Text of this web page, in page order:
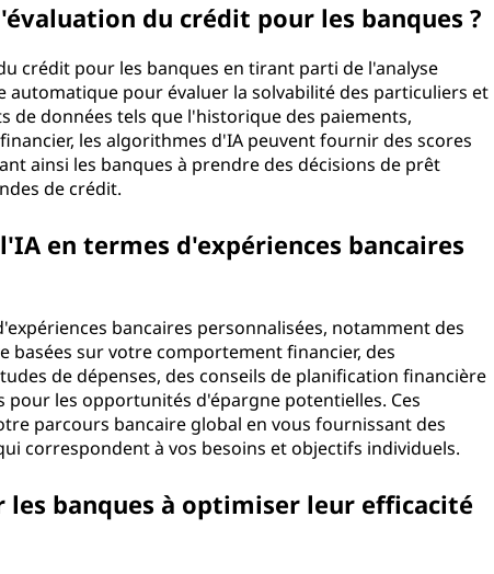
du crédit pour les banques ?
crédit pour les banques en tirant parti de l'analyse
automatique pour évaluer la solvabilité des particuliers et
de données tels que l'historique des paiements,
les algorithmes d'IA peuvent fournir des scores
ainsi les banques à prendre des décisions de prêt
de crédit.
en termes d'expériences bancaires
bancaires personnalisées, notamment des
sur votre comportement financier, des
de dépenses, des conseils de planification financière
les opportunités d'épargne potentielles. Ces
parcours bancaire global en vous fournissant des
correspondent à vos besoins et objectifs individuels.
banques à optimiser leur efficacité